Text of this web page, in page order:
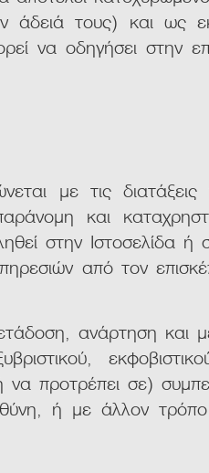
άδειά τους) και
να οδηγήσει στην
με τις διατάξεις
και
στην Ιστοσελίδα ή
από τον
ανάρτηση και
προτρέπει σε)
ή με άλλον